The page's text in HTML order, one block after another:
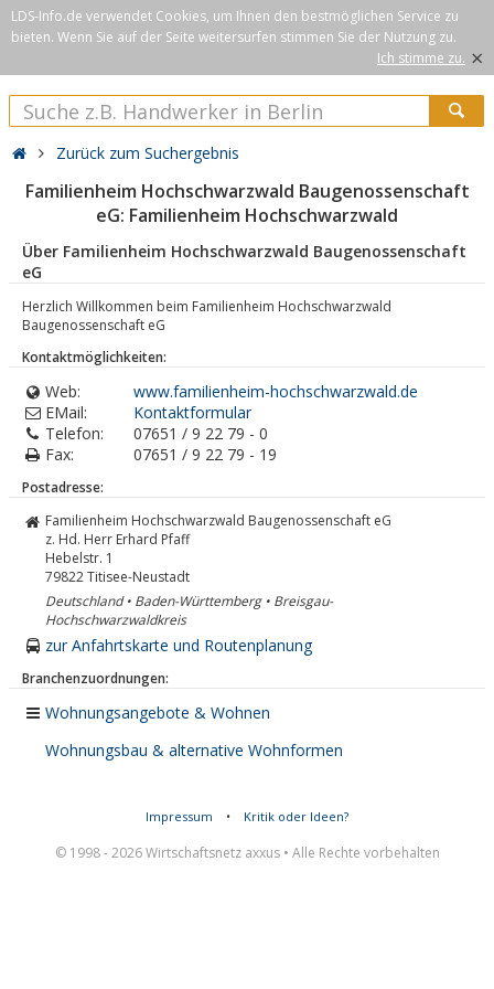
LDS-Info.de verwendet Cookies, um Ihnen den bestmöglichen Service zu
bieten. Wenn Sie auf der Seite weitersurfen stimmen Sie der Nutzung zu.
Ich stimme zu. ×
Zurück zum Suchergebnis
Familienheim Hochschwarzwald Baugenossenschaft
eG: Familienheim Hochschwarzwald
Über Familienheim Hochschwarzwald Baugenossenschaft
eG
Herzlich Willkommen beim Familienheim Hochschwarzwald
Baugenossenschaft eG
Kontaktmöglichkeiten:
Web:
www.familienheim-hochschwarzwald.de
EMail:
Kontaktformular
Telefon:
07651 / 9 22 79 - 0
Fax:
07651 / 9 22 79 - 19
Postadresse:
Familienheim Hochschwarzwald Baugenossenschaft eG
z. Hd. Herr Erhard Pfaff
Hebelstr. 1
79822Titisee-Neustadt
Deutschland • Baden-Württemberg • Breisgau-
Hochschwarzwaldkreis
zur Anfahrtskarte und Routenplanung
Branchenzuordnungen:
Wohnungsangebote & Wohnen
Wohnungsbau & alternative Wohnformen
Impressum • Kritik oder Ideen?
© 1998 - 2026 Wirtschaftsnetz axxus • Alle Rechte vorbehalten